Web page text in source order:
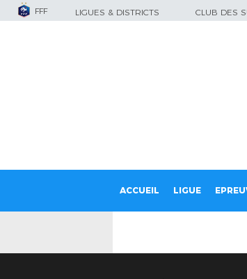
FFF LIGUES & DISTRICTS CLUB DES
ACCUEIL LIGUE